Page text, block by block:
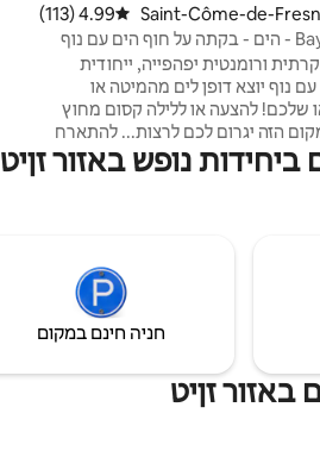
בקתה | Saint-Côme-de-Fresn דירוג ממוצע של 4.99 מתוך 5, 113 ביקורות
4.99 (113)
Bayeuzen - הים - בקתה על חוף הים עם נוף
ורומנטית יפהפייה, ייחודית
נוף יוצא דופן לים מהמיטה או
מהבלנאו שלכם! להצעה או ללילה קסום מחוץ
הזה יגרום לכם לרצות... להתארח
שם. רגע של גולם מובטח. כל הנוחות זמינה.
Balneo, מטבח מאובזר, מיטת קווין סייז עם חלון
נופש באזור זןיט
חניה חינם במקום
באזור זןיט